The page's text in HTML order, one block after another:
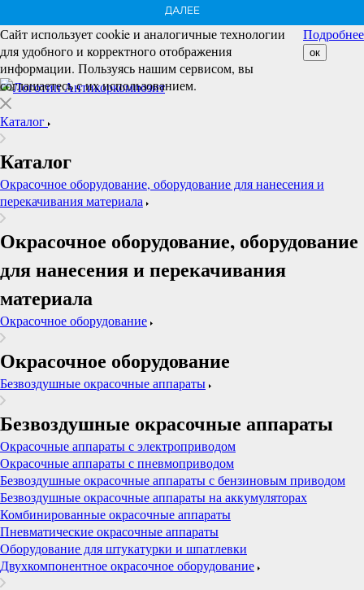
ДАЛЕЕ
Сайт использует cookie и аналогичные технологии
для удобного и корректного отображения
информации. Пользуясь нашим сервисом, вы
соглашаетесь с их использованием.
Подробнее
ок
Каталог
Каталог
Окрасочное оборудование, оборудование для нанесения и
перекачивания материала
Окрасочное оборудование, оборудование
для нанесения и перекачивания
материала
Окрасочное оборудование
Окрасочное оборудование
Безвоздушные окрасочные аппараты
Безвоздушные окрасочные аппараты
Окрасочные аппараты с электроприводом
Окрасочные аппараты с пневмоприводом
Безвоздушные окрасочные аппараты с бензиновым приводом
Безвоздушные окрасочные аппараты на аккумуляторах
Комбинированные окрасочные аппараты
Пневматические окрасочные аппараты
Оборудование для штукатурки и шпатлевки
Двухкомпонентное окрасочное оборудование